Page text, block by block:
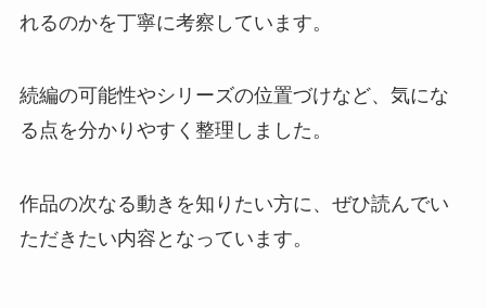
れるのかを丁寧に考察しています。
続編の可能性やシリーズの位置づけなど、気にな
る点を分かりやすく整理しました。
作品の次なる動きを知りたい方に、ぜひ読んでい
ただきたい内容となっています。